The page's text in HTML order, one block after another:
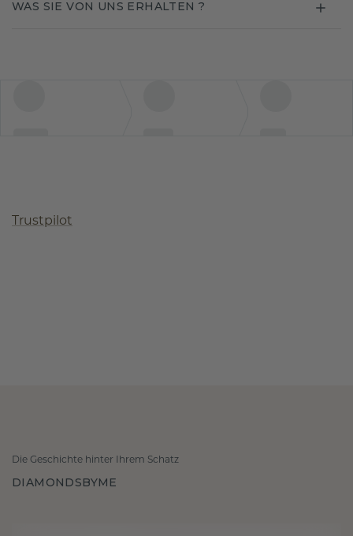
WAS SIE VON UNS ERHALTEN ?
Trustpilot
Die Geschichte hinter Ihrem Schatz
DIAMONDSBYME